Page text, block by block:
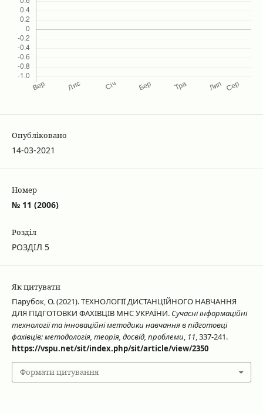
Опубліковано
14-03-2021
Номер
№ 11 (2006)
Розділ
РОЗДІЛ 5
Як цитувати
Парубок, О. (2021). ТЕХНОЛОГІЇ ДИСТАНЦІЙНОГО НАВЧАННЯ
ДЛЯ ПІДГОТОВКИ ФАХІВЦІВ МНС УКРАЇНИ. Сучасні інформаційні
технології та інноваційні методики навчання в підготовці
фахівців: методологія, теорія, досвід, проблеми, 11, 337-241.
https://vspu.net/sit/index.php/sit/article/view/2350
Формати цитування